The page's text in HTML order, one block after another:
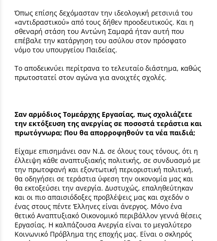
Όπως επίσης δεχόμασταν την ιδεολογική ρετσινιά του
«αντιδραστικού» από τους δήθεν προοδευτικούς. Και η
σθεναρή στάση του Αντώνη Σαμαρά ήταν αυτή που
επέβαλε την κατάργηση του ασύλου στον πρόσφατο
νόμο του υπουργείου Παιδείας.
Το αποδεικνύει περίτρανα το τελευταίο διάστημα, καθώς
πρωτοστατεί στον αγώνα για ανοιχτές σχολές.
Σαν αρμόδιος Τομεάρχης Εργασίας, πως σχολιάζετε
την εκτόξευση της ανεργίας σε ποσοστά τεράστια και
πρωτόγνωρα; Που θα απορροφηθούν τα νέα παιδιά;
Είχαμε επισημάνει σαν Ν.Δ. σε όλους τους τόνους, ότι η
έλλειψη κάθε αναπτυξιακής πολιτικής, σε συνδυασμό με
την πρωτοφανή και εξοντωτική περιοριστική πολιτική,
θα οδηγήσει σε τεράστια ύφεση την οικονομία μας και
θα εκτοξεύσει την ανεργία. Δυστυχώς, επαληθεύτηκαν
και οι πιο απαισιόδοξες προβλέψεις μας και σχεδόν ο
ένας στους πέντε Έλληνες είναι άνεργος. Μόνο ένα
θετικό Αναπτυξιακό Οικονομικό περιβάλλον γεννά θέσεις
Εργασίας. Η καλπάζουσα Ανεργία είναι το μεγαλύτερο
Κοινωνικό Πρόβλημα της εποχής μας. Είναι ο σκληρός